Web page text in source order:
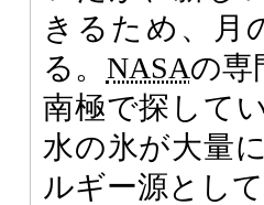
きるため、月
る。 NASAの専
南極で探して
水の氷が大量
ルギー源とし